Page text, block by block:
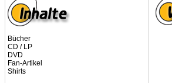
Bücher
CD / LP
DVD
Fan-Artikel
Shirts